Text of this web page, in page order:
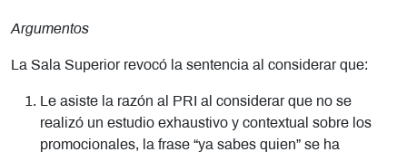
Argumentos
La Sala Superior revocó la sentencia al considerar que:
Le asiste la razón al PRI al considerar que no se
realizó un estudio exhaustivo y contextual sobre los
promocionales, la frase “ya sabes quien” se ha